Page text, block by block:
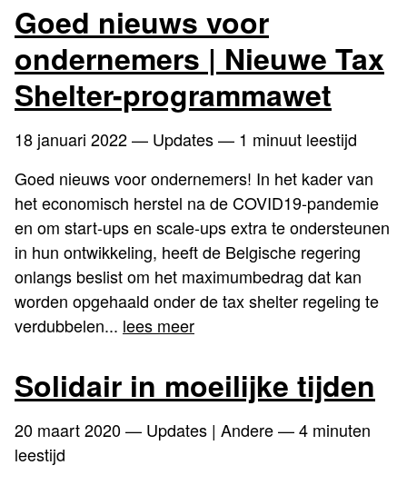
Goed nieuws voor
ondernemers | Nieuwe Tax
Shelter-programmawet
18 januari 2022— Updates — 1 minuut leestijd
Goed nieuws voor ondernemers! In het kader van
het economisch herstel na de COVID19-pandemie
en om start-ups en scale-ups extra te ondersteunen
in hun ontwikkeling, heeft de Belgische regering
onlangs beslist om het maximumbedrag dat kan
worden opgehaald onder de tax shelter regeling te
verdubbelen... lees meer
Solidair in moeilijke tijden
20 maart 2020— Updates | Andere — 4 minuten
leestijd